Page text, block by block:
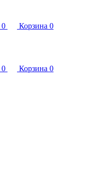
0 Корзина 0
0 Корзина 0